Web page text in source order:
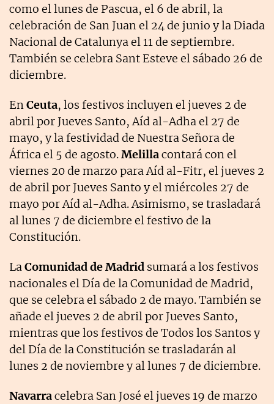
como el lunes de Pascua, el 6 de abril, la
celebración de San Juan el 24 de junio y la Diada
Nacional de Catalunya el 11 de septiembre.
También se celebra Sant Esteve el sábado 26 de
diciembre.
EnCeuta, los festivos incluyen el jueves 2 de
abril por Jueves Santo, Aíd al-Adha el 27 de
mayo, y la festividad de Nuestra Señora de
África el 5 de agosto.Melillacontará con el
viernes 20 de marzo para Aíd al-Fitr, el jueves 2
de abril por Jueves Santo y el miércoles 27 de
mayo por Aíd al-Adha. Asimismo, se trasladará
al lunes 7 de diciembre el festivo de la
Constitución.
LaComunidad de Madrid sumará a los festivos
nacionales el Día de la Comunidad de Madrid,
que se celebra el sábado 2 de mayo. También se
añade el jueves 2 de abril por Jueves Santo,
mientras que los festivos de Todos los Santos y
del Día de la Constitución se trasladarán al
lunes 2 de noviembre y al lunes 7 de diciembre.
Navarracelebra San José el jueves 19 de marzo